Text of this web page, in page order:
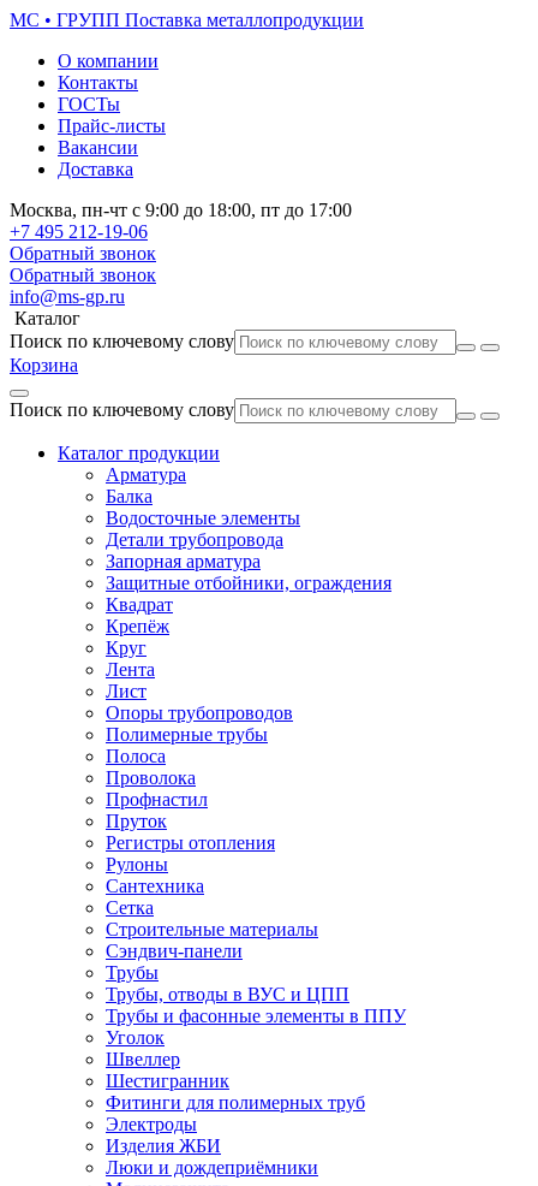
МС • ГРУПП Поставка металлопродукции
О компании
Контакты
ГОСТы
Прайс-листы
Вакансии
Доставка
Москва, пн-чт с 9:00 до 18:00, пт до 17:00
+7 495 212-19-06
Обратный звонок
Обратный звонок
info@ms-gp.ru
Каталог
Поиск по ключевому слову
Корзина
Поиск по ключевому слову
Каталог продукции
Арматура
Балка
Водосточные элементы
Детали трубопровода
Запорная арматура
Защитные отбойники, ограждения
Квадрат
Крепёж
Круг
Лента
Лист
Опоры трубопроводов
Полимерные трубы
Полоса
Проволока
Профнастил
Пруток
Регистры отопления
Рулоны
Сантехника
Сетка
Строительные материалы
Сэндвич-панели
Трубы
Трубы, отводы в ВУС и ЦПП
Трубы и фасонные элементы в ППУ
Уголок
Швеллер
Шестигранник
Фитинги для полимерных труб
Электроды
Изделия ЖБИ
Люки и дождеприёмники